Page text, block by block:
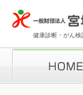
健康診断・がん